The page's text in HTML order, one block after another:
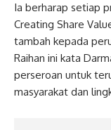
Ia berharap setiap
Creating Share
tambah kepada
Raihan ini kata
perseroan untuk
masyarakat dan